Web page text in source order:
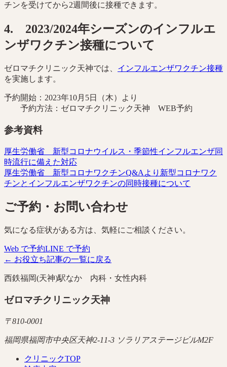
チンを受けてから2週間後に接種できます。
4. 2023/2024年シーズンのインフルエ
ンザワクチン接種について
ゼロマチクリニック天神では、 インフルエンザワクチン接種
を実施します。
予約開始：2023年10月5日（木）より
予約方法：ゼロマチクリニック天神 WEB予約
参考資料
厚生労働省 新型コロナウイルス・季節性インフルエンザ同
時流行に備えた対応
厚生労働省 新型コロナワクチンQ&Aより新型コロナワク
チンとインフルエンザワクチンの同時接種について
ご予約・お問い合わせ
気になる症状がある方は、気軽にご相談ください。
Web で予約LINE で予約
← お役立ち記事の一覧に戻る
西鉄福岡(天神)駅なか 内科・女性内科
ゼロマチクリニック天神
〒810-0001
福岡県福岡市中央区天神2-11-3 ソラリアステージビルM2F
クリニックTOP